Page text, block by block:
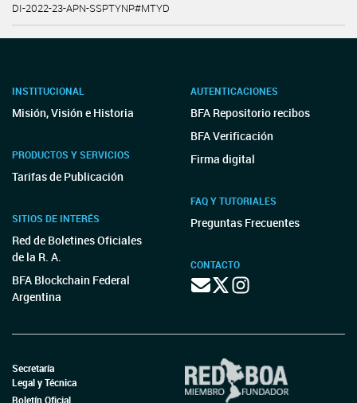
DI-2022-23-APN-SSPTYNP#MTYD
INSTITUCIONAL
Misión, Visión e Historia
PRODUCTOS Y SERVICIOS
Tarifas de Publicación
SITIOS DE INTERÉS
Red de Boletines Oficiales
de la R. A.
BFA Blockchain Federal
Argentina
AUTENTICACIONES
BFA Repositorio recibos
BFA Verificación
Firma digital
FAQ Y TUTORIALES
Preguntas Frecuentes
CONTACTO
Secretaría
Legal y Técnica
Boletín Oficial